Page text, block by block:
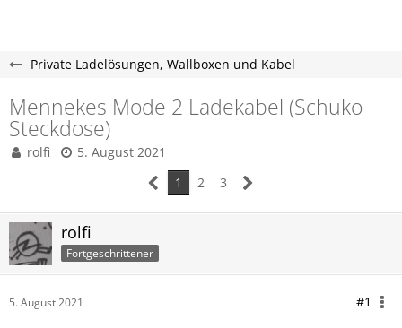
Private Ladelösungen, Wallboxen und Kabel
Mennekes Mode 2 Ladekabel (Schuko
Steckdose)
rolfi
5. August 2021
1
2 3
rolfi
Fortgeschrittener
5. August 2021 #1